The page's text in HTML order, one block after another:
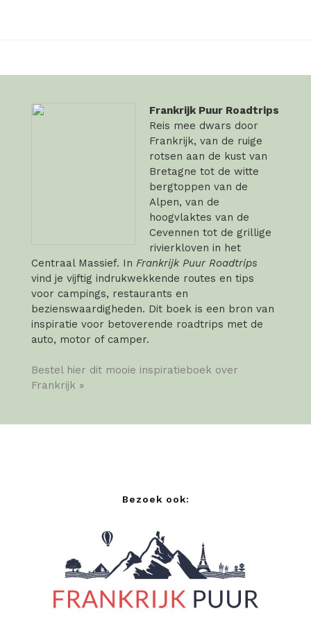
Frankrijk Puur Roadtrips
Reis mee dwars door
Frankrijk, van de ruige
rotsen aan de kust van
Bretagne tot de witte
bergtoppen van de
Alpen, van de
hoogvlaktes van de
Cevennen tot de grillige
rivierkloven in het
Centraal Massief. In Frankrijk Puur Roadtrips
vind je vijftig indrukwekkende routes en tips
voor campings, restaurants en
bezienswaardigheden. Dit boek is een bron van
inspiratie voor betoverende roadtrips met de
auto, motor of camper.
Bestel hier dit mooie inspiratieboek over
Frankrijk »
Bezoek ook: